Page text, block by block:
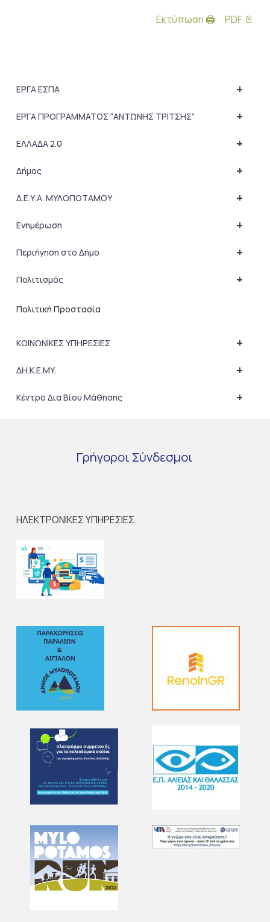
Εκτύπωση 🖨 PDF 📄
+
ΕΡΓΑ ΕΣΠΑ
+
ΕΡΓΑ ΠΡΟΓΡΑΜΜΑΤΟΣ “ΑΝΤΩΝΗΣ ΤΡΙΤΣΗΣ”
+
ΕΛΛΑΔΑ 2.0
+
Δήμος
+
Δ.Ε.Υ.Α. ΜΥΛΟΠΟΤΑΜΟΥ
+
Ενημέρωση
+
Περιήγηση στο Δήμο
+
Πολιτισμός
Πολιτική Προστασία
+
ΚΟΙΝΩΝΙΚΕΣ ΥΠΗΡΕΣΙΕΣ
+
ΔΗ.Κ.Ε.ΜΥ.
+
Κέντρο Δια Βίου Μάθησης
Γρήγοροι Σύνδεσμοι
ΗΛΕΚΤΡΟΝΙΚΕΣ ΥΠΗΡΕΣΙΕΣ